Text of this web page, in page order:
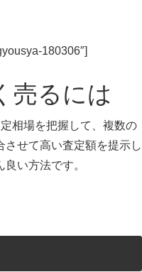
180306″]
売るには
相場を把握して、複数の
させて高い査定額を提示し
い方法です。